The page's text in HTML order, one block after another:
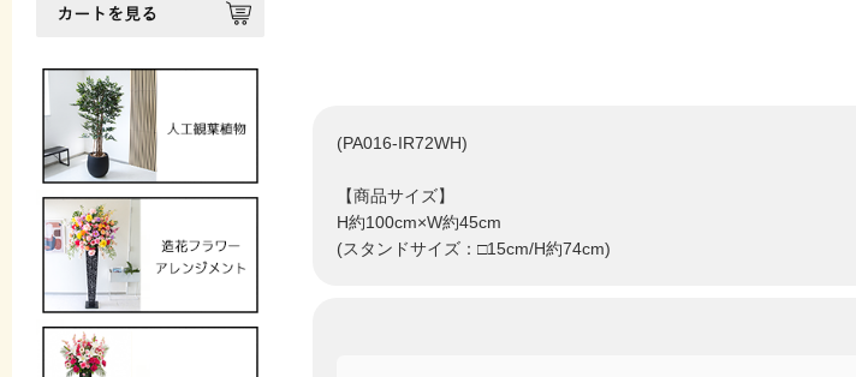
(PA016-IR72WH)
【商品サイズ】
H約100cm×W約45cm
(スタンドサイズ：□15cm/H約74cm)